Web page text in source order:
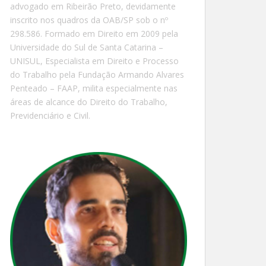
advogado em Ribeirão Preto, devidamente
inscrito nos quadros da OAB/SP sob o nº
298.586. Formado em Direito em 2009 pela
Universidade do Sul de Santa Catarina –
UNISUL, Especialista em Direito e Processo
do Trabalho pela Fundação Armando Alvares
Penteado – FAAP, milita especialmente nas
áreas de alcance do Direito do Trabalho,
Previdenciário e Civil.